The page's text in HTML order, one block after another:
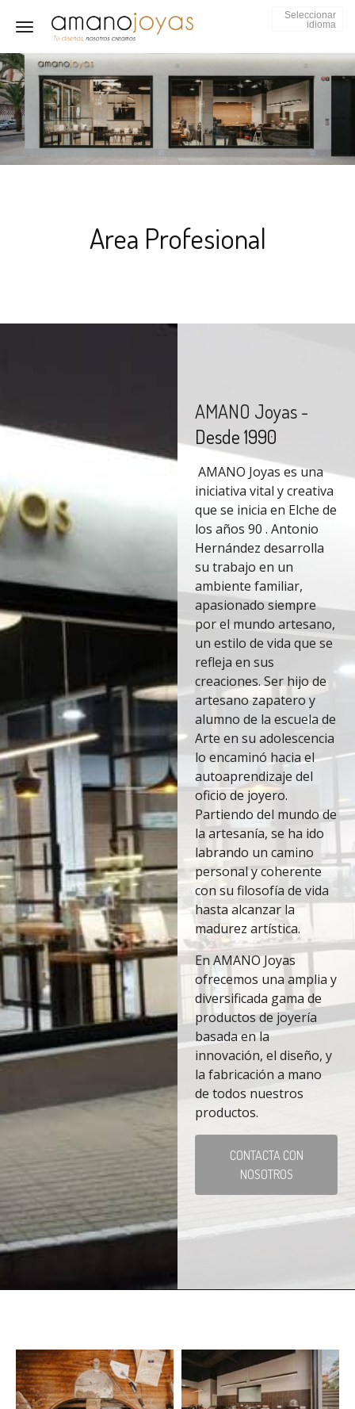
Seleccionar
idioma
Toggle navigation
Area Profesional
AMANO Joyas -
Desde 1990
AMANO Joyas es una
iniciativa vital y creativa
que se inicia en Elche de
los años 90 . Antonio
Hernández desarrolla
su trabajo en un
ambiente familiar,
apasionado siempre
por el mundo artesano,
un estilo de vida que se
refleja en sus
creaciones. Ser hijo de
artesano zapatero y
alumno de la escuela de
Arte en su adolescencia
lo encaminó hacia el
autoaprendizaje del
oficio de joyero.
Partiendo del mundo de
la artesanía, se ha ido
labrando un camino
personal y coherente
con su filosofía de vida
hasta alcanzar la
madurez artística.
En AMANO Joyas
ofrecemos una amplia y
diversificada gama de
productos de joyería
basada en la
innovación, el diseño, y
la fabricación a mano
de todos nuestros
productos.
CONTACTA CON
NOSOTROS